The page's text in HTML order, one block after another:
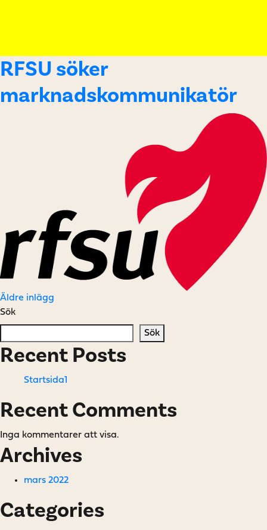
RFSU söker
marknadskommunikatör
Inläggsnavigering
Äldre inlägg
Sök
Sök
Recent Posts
Startsida1
Recent Comments
Inga kommentarer att visa.
Archives
mars 2022
Categories